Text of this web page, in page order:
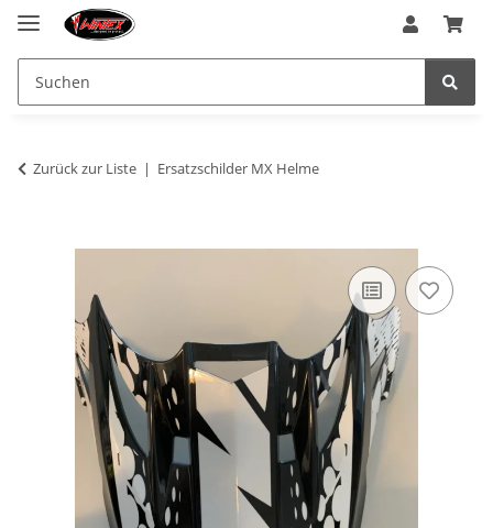
Zurück zur Liste Ersatzschilder MX Helme